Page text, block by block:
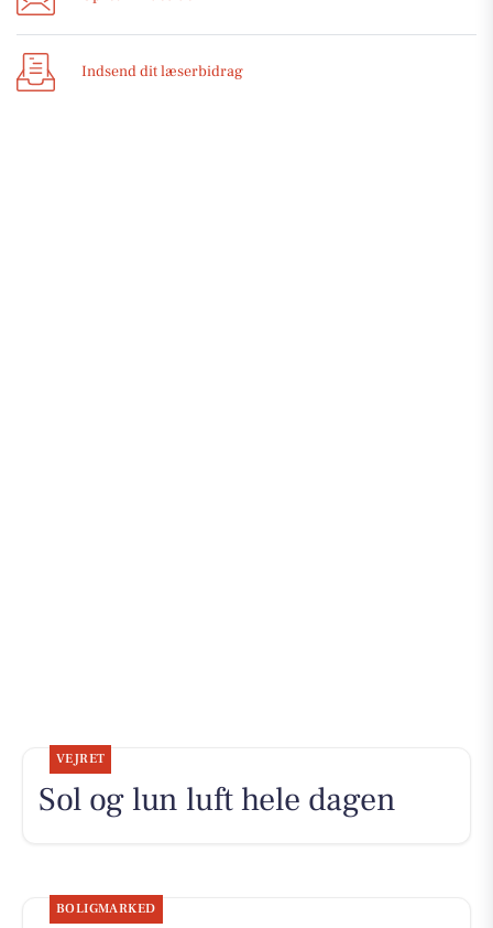
Indsend dit læserbidrag
VEJRET
Sol og lun luft hele dagen
BOLIGMARKED